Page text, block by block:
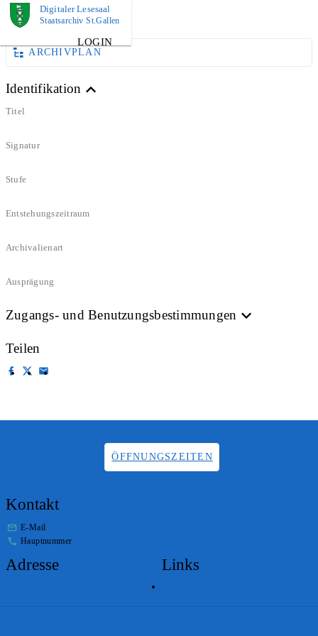
Digitaler Lesesaal
Staatsarchiv St.Gallen
LOGIN
DOKUMENT
ARCHIVPLAN
Identifikation
Titel
Signatur
Stufe
Entstehungszeitraum
Archivalienart
Ausprägung
Zugangs- und Benutzungsbestimmungen
Teilen
ÖFFNUNGSZEITEN
Kontakt
E-Mail
Hauptnummer
Adresse Links